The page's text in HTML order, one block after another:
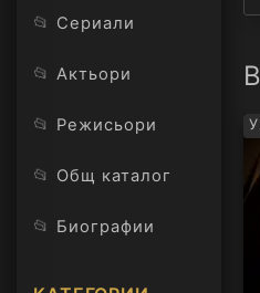
📂 Сериали
📂 Актьори
📂 Режисьори
📂 Общ каталог
📂 Биографии